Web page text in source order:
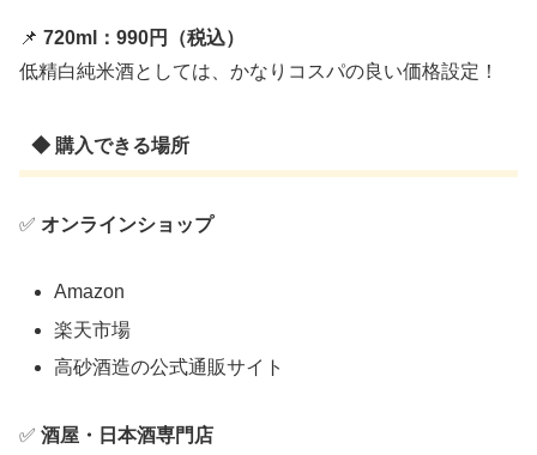
📌 720ml：990円（税込）
低精白純米酒としては、かなりコスパの良い価格設定！
◆ 購入できる場所
✅ オンラインショップ
Amazon
楽天市場
高砂酒造の公式通販サイト
✅ 酒屋・日本酒専門店